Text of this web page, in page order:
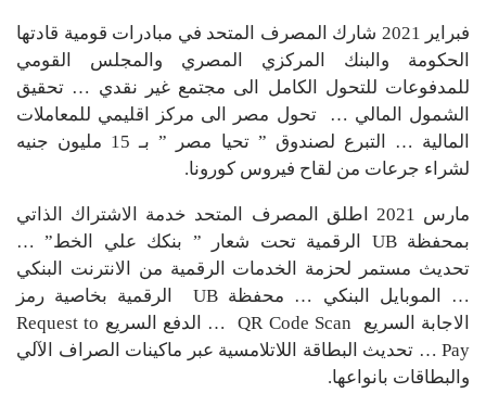
فبراير 2021 شارك المصرف المتحد في مبادرات قومية قادتها
الحكومة والبنك المركزي المصري والمجلس القومي
للمدفوعات للتحول الكامل الى مجتمع غير نقدي … تحقيق
الشمول المالي … تحول مصر الى مركز اقليمي للمعاملات
المالية … التبرع لصندوق ” تحيا مصر ” بـ 15 مليون جنيه
لشراء جرعات من لقاح فيروس كورونا.
مارس 2021 اطلق المصرف المتحد خدمة الاشتراك الذاتي
بمحفظة UB الرقمية تحت شعار ” بنكك علي الخط” …
تحديث مستمر لحزمة الخدمات الرقمية من الانترنت البنكي
… الموبايل البنكي … محفظة UB الرقمية بخاصية رمز
الاجابة السريع QR Code Scan … الدفع السريع Request to
Pay … تحديث البطاقة اللاتلامسية عبر ماكينات الصراف الآلي
والبطاقات بانواعها.